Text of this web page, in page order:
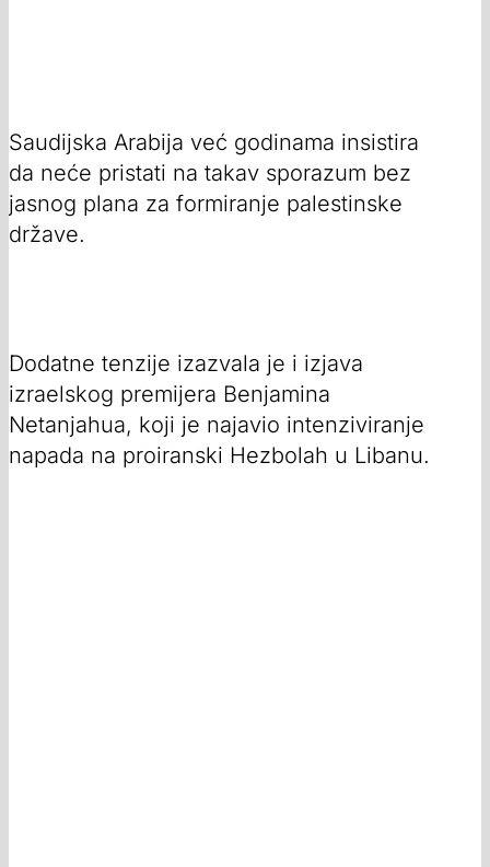
Saudijska Arabija već godinama insistira
da neće pristati na takav sporazum bez
jasnog plana za formiranje palestinske
države.
Dodatne tenzije izazvala je i izjava
izraelskog premijera Benjamina
Netanjahua, koji je najavio intenziviranje
napada na proiranski Hezbolah u Libanu.